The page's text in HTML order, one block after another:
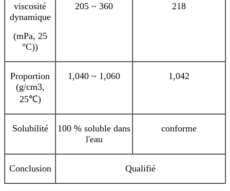
viscosité
dynamique
(mPa, 25
°C))
205 ~ 360 218
Proportion
(g/cm3,
25℃)
1,040 ~ 1,060 1,042
Solubilité
100 % soluble dans
l'eau
conforme
Conclusion Qualifié